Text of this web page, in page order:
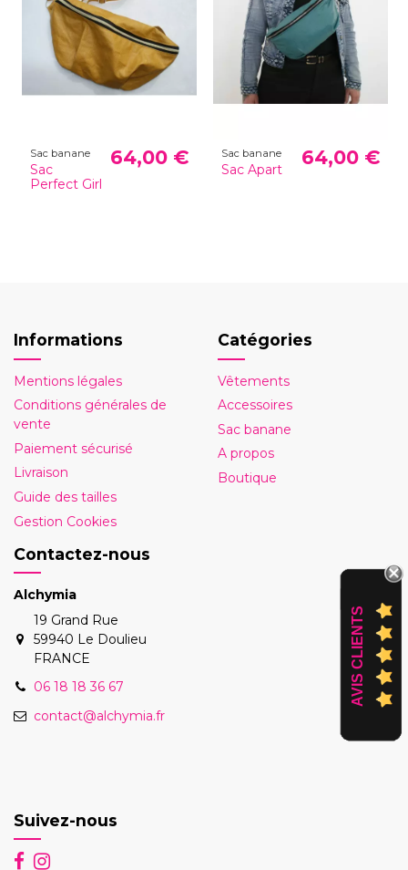
Sac banane
Sac
Perfect Girl
64,00 € Sac banane
Sac Apart
64,00 €
Informations
Mentions légales
Conditions générales de
vente
Paiement sécurisé
Livraison
Guide des tailles
Gestion Cookies
Catégories
Vêtements
Accessoires
Sac banane
A propos
Boutique
Contactez-nous
Alchymia
19 Grand Rue
59940 Le Doulieu
FRANCE
06 18 18 36 67
contact@alchymia.fr
AVIS CLIENTS
Suivez-nous